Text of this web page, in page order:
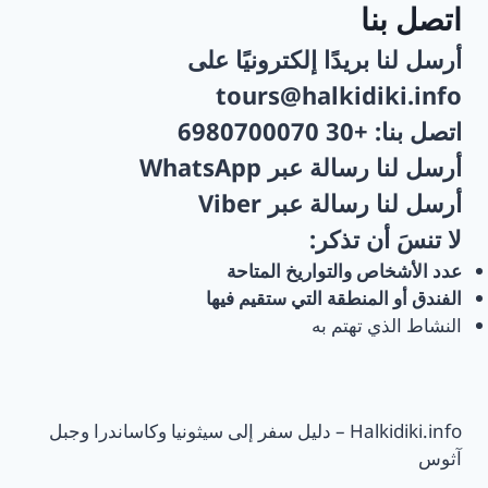
اتصل بنا
أرسل لنا بريدًا إلكترونيًا على
tours@halkidiki.info
اتصل بنا: +30 6980700070
أرسل لنا رسالة عبر WhatsApp
أرسل لنا رسالة عبر Viber
لا تنسَ أن تذكر:
عدد الأشخاص والتواريخ المتاحة
الفندق أو المنطقة التي ستقيم فيها
النشاط الذي تهتم به
Halkidiki.info – دليل سفر إلى سيثونيا وكاساندرا وجبل
آثوس